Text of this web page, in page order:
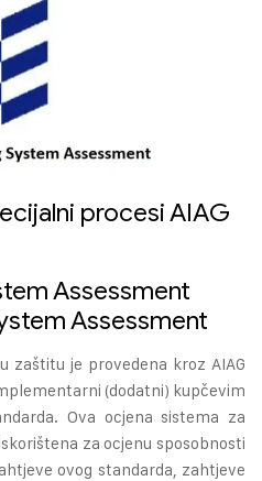
procesi AIAG
Assessment
Assessment
zaštitu je provedena kroz AIAG
(dodatni) kupčevim
Ova ocjena sistema za
za ocjenu sposobnosti
ovog standarda, zahtjeve